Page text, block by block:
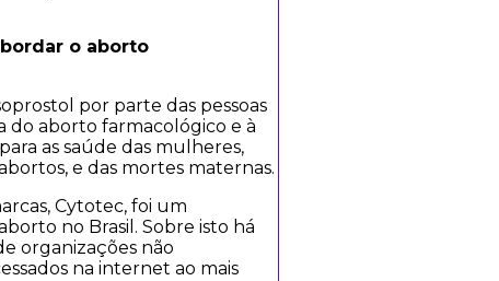
o aborto
por parte das pessoas
do aborto farmacológico e à
as saúde das mulheres,
e das mortes maternas.
Cytotec, foi um
no Brasil. Sobre isto há
organizações não
na internet ao mais